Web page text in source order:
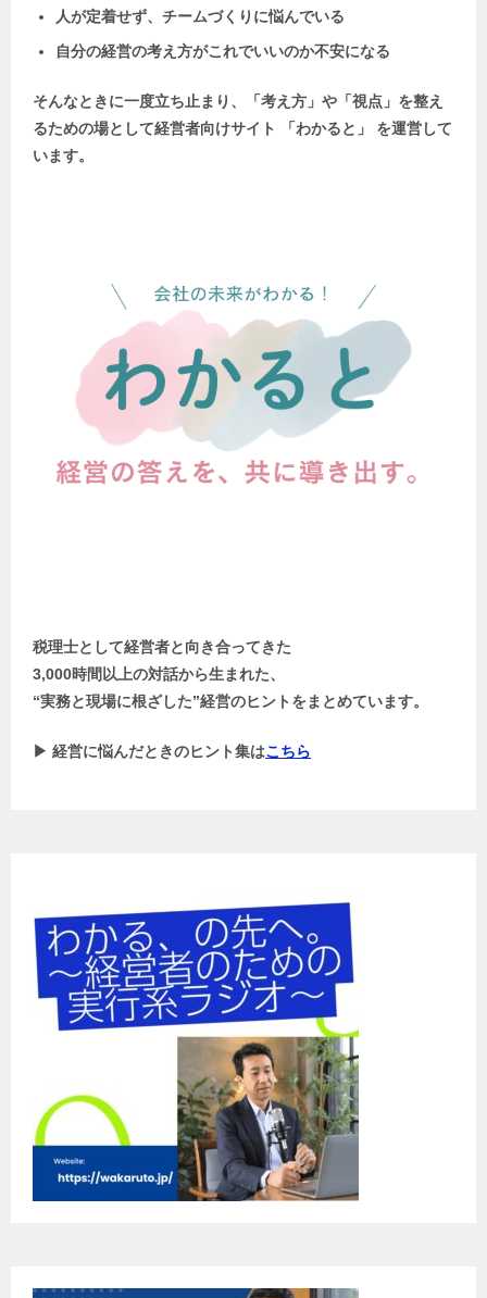
人が定着せず、チームづくりに悩んでいる
自分の経営の考え方がこれでいいのか不安になる
そんなときに一度立ち止まり、「考え方」や「視点」を整え
るための場として経営者向けサイト 「わかると」 を運営して
います。
税理士として経営者と向き合ってきた
3,000時間以上の対話から生まれた、
“実務と現場に根ざした”経営のヒントをまとめています。
▶ 経営に悩んだときのヒント集はこちら